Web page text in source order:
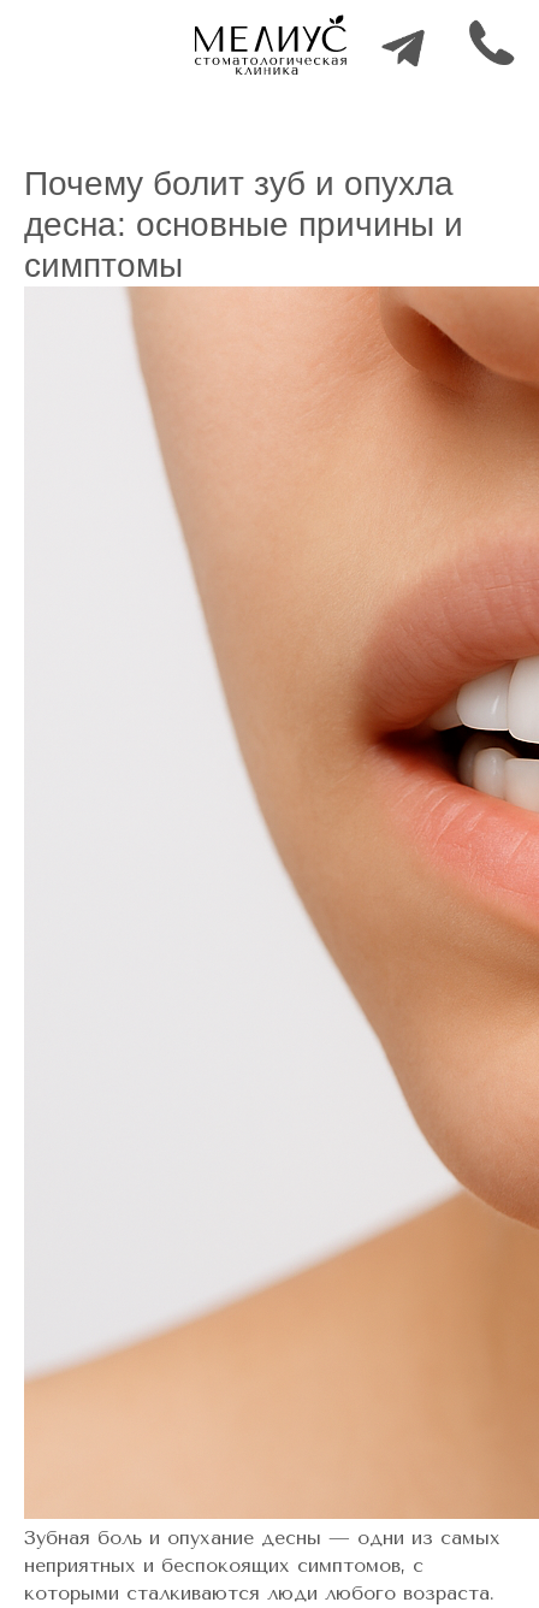
Почему болит зуб и опухла
десна: основные причины и
симптомы
Зубная боль и опухание десны — одни из самых
неприятных и беспокоящих симптомов, с
которыми сталкиваются люди любого возраста.